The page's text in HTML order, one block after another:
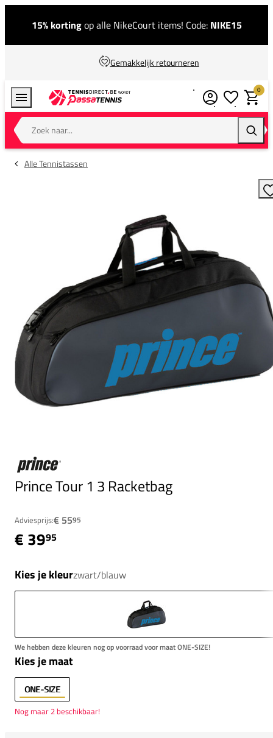
15% kortingop alle NikeCourt items! Code: NIKE15
Gemakkelijk retourneren
Zoek naar...
0
Alle Tennistassen
Prince Tour 1 3 Racketbag
Adviesprijs:€ 5595
€ 3995
Kies je kleurzwart/blauw
We hebben deze kleuren nog op voorraad voor maat ONE-SIZE!
Kies je maat
ONE-SIZE
Nog maar 2 beschikbaar!